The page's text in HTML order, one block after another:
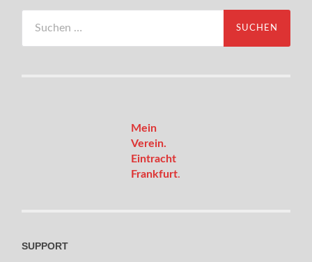
nach:
Mein
Verein.
Eintracht
Frankfurt.
SUPPORT